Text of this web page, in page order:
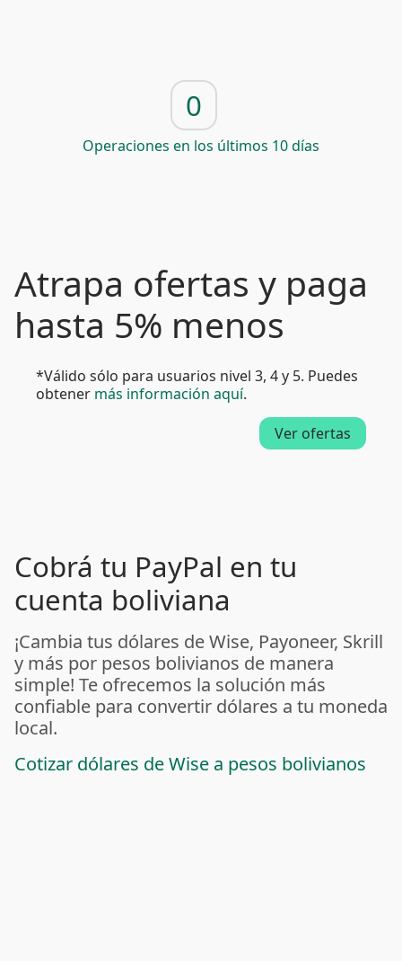
0
Operaciones en los últimos 10 días
Atrapa ofertas y paga
hasta 5% menos
*Válido sólo para usuarios nivel 3, 4 y 5. Puedes
obtener más información aquí.
Ver ofertas
Cobrá tu PayPal en tu
cuenta boliviana
¡Cambia tus dólares de Wise, Payoneer, Skrill
y más por pesos bolivianos de manera
simple! Te ofrecemos la solución más
confiable para convertir dólares a tu moneda
local.
Cotizar dólares de Wise a pesos bolivianos